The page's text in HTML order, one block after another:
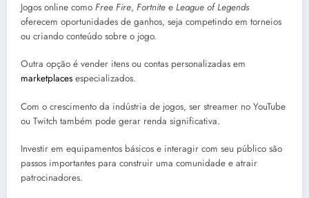
Jogos online como Free Fire, Fortnite e League of Legends
oferecem oportunidades de ganhos, seja competindo em torneios
ou criando conteúdo sobre o jogo.
Outra opção é vender itens ou contas personalizadas em
marketplaces especializados.
Com o crescimento da indústria de jogos, ser streamer no YouTube
ou Twitch também pode gerar renda significativa.
Investir em equipamentos básicos e interagir com seu público são
passos importantes para construir uma comunidade e atrair
patrocinadores.